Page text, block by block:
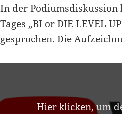
In der Podiumsdiskussion
Tages „BI or DIE LEVEL
gesprochen. Die
ANZEIGENHier klicken, um